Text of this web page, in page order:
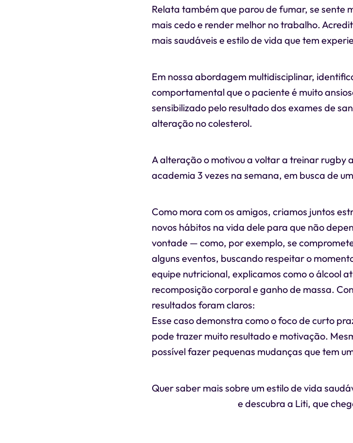
Relata também que parou de fumar, se sente
mais cedo e render melhor no trabalho.
mais saudáveis e estilo de vida que tem
Em nossa abordagem multidisciplinar,
comportamental que o paciente é muito
sensibilizado pelo resultado dos exames de
alteração no colesterol.
A alteração o motivou a voltar a treinar rugby
academia 3 vezes na semana, em busca de
Como mora com os amigos, criamos juntos
novos hábitos na vida dele para que não
vontade — como, por exemplo, se
alguns eventos, buscando respeitar o
equipe nutricional, explicamos como o álcool
recomposição corporal e ganho de massa.
resultados foram claros:
Esse caso demonstra como o foco de curto
pode trazer muito resultado e motivação.
possível fazer pequenas mudanças que tem
Quer saber mais sobre um estilo de vida
e descubra a Liti, que